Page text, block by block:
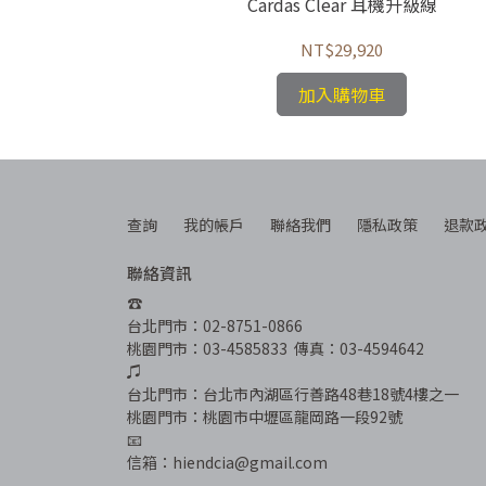
NT$29,920
加入購物車
查詢 我的帳戶 聯絡我們 隱私政策 退款
聯絡資訊
☎︎
台北門市：02-8751-0866
桃園門市：03-4585833  傳真：03-4594642
♫
台北門市：台北市內湖區行善路48巷18號4樓之一
桃園門市：桃園市中壢區龍岡路一段92號
📧
信箱：hiendcia@gmail.com